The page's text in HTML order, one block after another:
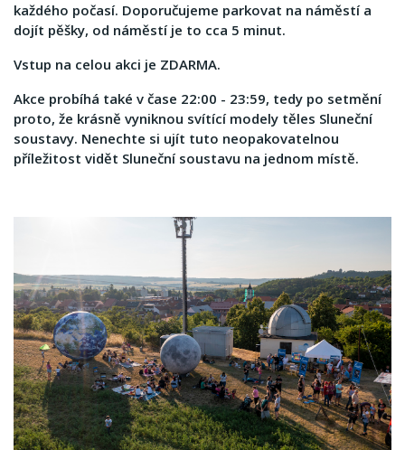
každého počasí. Doporučujeme parkovat na náměstí a
dojít pěšky, od náměstí je to cca 5 minut.
Vstup na celou akci je ZDARMA.
Akce probíhá také v čase 22:00 - 23:59, tedy po setmění
proto, že krásně vyniknou svítící modely těles Sluneční
soustavy. Nenechte si ujít tuto neopakovatelnou
příležitost vidět Sluneční soustavu na jednom místě.